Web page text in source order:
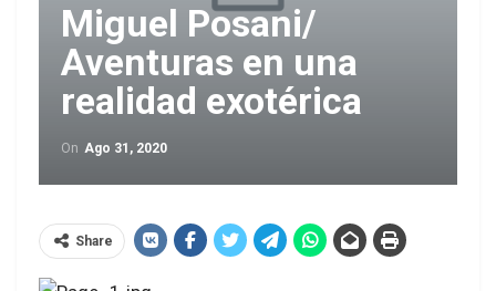
Miguel Posani/
Aventuras en una
realidad exotérica
On Ago 31, 2020
Share